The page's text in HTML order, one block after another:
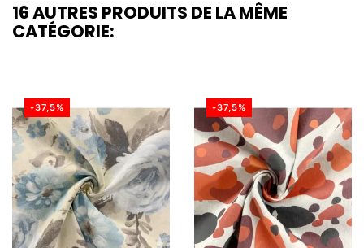
16 AUTRES PRODUITS DE LA MÊME
CATÉGORIE:
-37,5% -37,5%